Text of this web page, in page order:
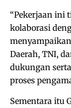
“Pekerjaan ini
kolaborasi
Daerah, TNI,
dukungan
proses
Sementara itu